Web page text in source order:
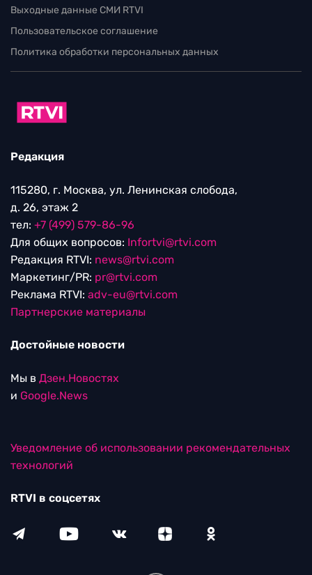
Выходные данные СМИ RTVI
Пользовательское соглашение
Политика обработки персональных данных
Редакция
115280, г. Москва, ул. Ленинская слобода,
д. 26, этаж 2
тел: +7 (499) 579-86-96
Для общих вопросов: Infortvi@rtvi.com
Редакция RTVI: news@rtvi.com
Маркетинг/PR: pr@rtvi.com
Реклама RTVI: adv-eu@rtvi.com
Партнерские материалы
Достойные новости
Мы в Дзен.Новостях
и Google.News
Уведомление об использовании рекомендательных
технологий
RTVI в соцсетях